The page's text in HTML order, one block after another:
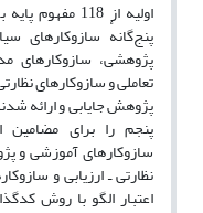
اولیه از 118
پنج‌گانهٔ سازوکارهای
پژوهشی، سازوکارهای
تعاملی و سازوکارهای
پژوهش جایابی و ارائه
پنجم را برای مضامین
سازوکارهای آموزشی و
نظارتی ـ ارزیابی و
اعتبار الگو با روش